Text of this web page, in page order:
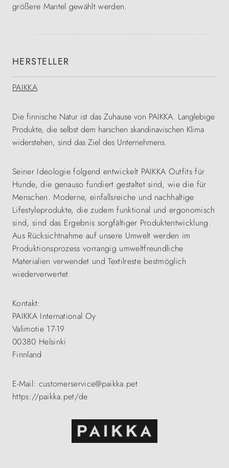
größere Mantel gewählt werden.
HERSTELLER
PAIKKA
Die finnische Natur ist das Zuhause von PAIKKA. Langlebige
Produkte, die selbst dem harschen skandinavischen Klima
widerstehen, sind das Ziel des Unternehmens.
Seiner Ideologie folgend entwickelt PAIKKA Outfits für
Hunde, die genauso fundiert gestaltet sind, wie die für
Menschen. Moderne, einfallsreiche und nachhaltige
Lifestyleprodukte, die zudem funktional und ergonomisch
sind, sind das Ergebnis sorgfältiger Produktentwicklung.
Aus Rücksichtnahme auf unsere Umwelt werden im
Produktionsprozess vorrangig umweltfreundliche
Materialien verwendet und Textilreste bestmöglich
wiederverwertet.
Kontakt:
PAIKKA International Oy
Valimotie 17-19
00380 Helsinki
Finnland
E-Mail: customerservice@paikka.pet
https://paikka.pet/de